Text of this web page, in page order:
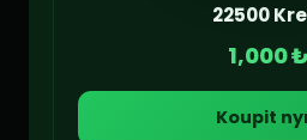
22500
1,000 ₺
Koupit